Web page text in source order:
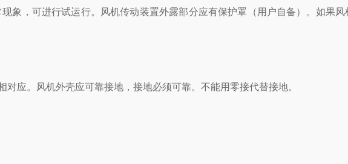
，可进行试运行。风机传动装置外露部分应有保护罩（用户自备）。如果风
。风机外壳应可靠接地，接地必须可靠。不能用零接代替接地。